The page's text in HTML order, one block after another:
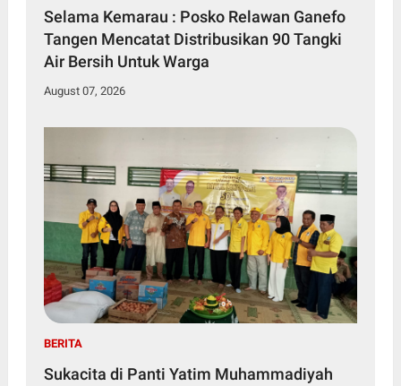
Selama Kemarau : Posko Relawan Ganefo
Tangen Mencatat Distribusikan 90 Tangki
Air Bersih Untuk Warga
August 07, 2026
BERITA
Sukacita di Panti Yatim Muhammadiyah